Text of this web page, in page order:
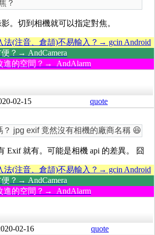
？
。切到相機就可以指定對焦。
法(注音、倉頡)不易輸入？→ gcin Android
？→ AndCamera
進的空間？→ AndAlarm
02-15 quote
？ jpg exif 竟然沒有相機的廠商名稱 😆
Exif 就有。可能是相機 api 的差異。 囧
法(注音、倉頡)不易輸入？→ gcin Android
？→ AndCamera
進的空間？→ AndAlarm
02-16 quote